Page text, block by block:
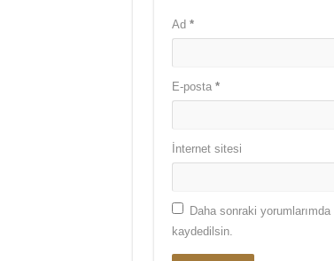
Ad *
E-posta *
İnternet sitesi
Daha sonraki
kaydedilsin.